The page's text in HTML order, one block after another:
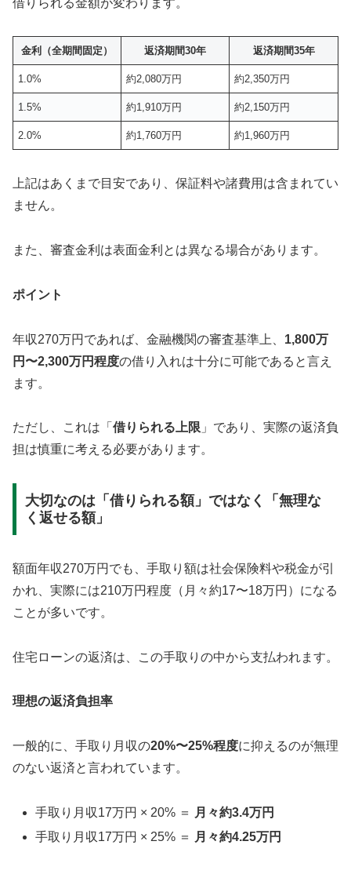
金利（全期間固定） 返済期間30年 返済期間35年
1.0% 約2,080万円 約2,350万円
1.5% 約1,910万円 約2,150万円
2.0% 約1,760万円 約1,960万円
上記はあくまで目安であり、保証料や諸費用は含まれてい
ません。
また、審査金利は表面金利とは異なる場合があります。
ポイント
年収270万円であれば、金融機関の審査基準上、 1,800万
円〜2,300万円程度の借り入れは十分に可能であると言え
ます。
ただし、これは「 借りられる上限 」であり、実際の返済負
担は慎重に考える必要があります。
大切なのは「借りられる額」ではなく「無理な
く返せる額」
額面年収270万円でも、手取り額は社会保険料や税金が引
かれ、実際には210万円程度（月々約17〜18万円）になる
ことが多いです。
住宅ローンの返済は、この手取りの中から支払われます。
理想の返済負担率
一般的に、手取り月収の20%〜25%程度に抑えるのが無理
のない返済と言われています。
手取り月収17万円 × 20% ＝
月々約3.4万円
手取り月収17万円 × 25% ＝
月々約4.25万円